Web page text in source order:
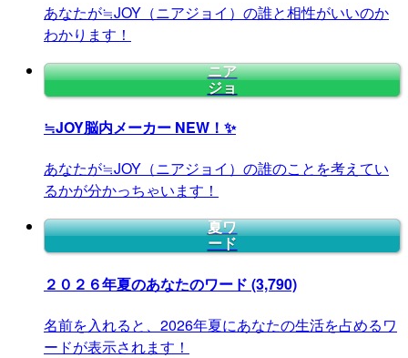
あなたが≒JOY（ニアジョイ）の誰と相性がいいのか
わかります！
ニア
ジョ
≒JOY脳内メーカー NEW！✨
あなたが≒JOY（ニアジョイ）の誰のことを考えてい
るかが分かっちゃいます！
夏ワ
ード
２０２６年夏のあなたのワード (3,790)
名前を入れると、2026年夏にあなたの生活を占めるワ
ードが表示されます！